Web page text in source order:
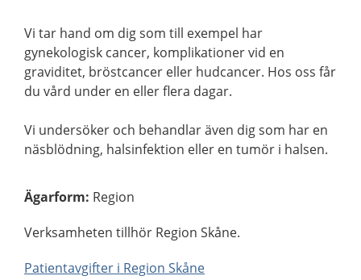
Vi tar hand om dig som till exempel har
gynekologisk cancer, komplikationer vid en
graviditet, bröstcancer eller hudcancer. Hos oss får
du vård under en eller flera dagar.
Vi undersöker och behandlar även dig som har en
näsblödning, halsinfektion eller en tumör i halsen.
Ägarform: Region
Verksamheten tillhör Region Skåne.
Patientavgifter i Region Skåne